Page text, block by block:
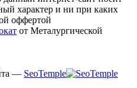
характер и ни при каких
оффертой
от Металургической
— SeoTemple